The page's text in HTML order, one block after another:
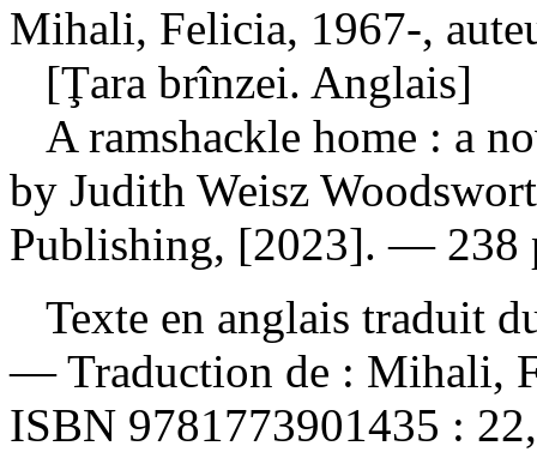
Mihali, Felicia, 1967-,
[Ţara brînzei. Anglais]
A ramshackle home : a
by Judith Weisz
Publishing, [2023]. — 238
Texte en anglais traduit
—Traduction de : Mihali,
ISBN 9781773901435 :